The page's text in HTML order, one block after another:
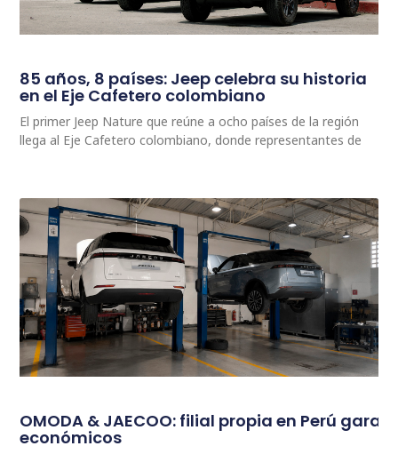
85 años, 8 países: Jeep celebra su historia
en el Eje Cafetero colombiano
El primer Jeep Nature que reúne a ocho países de la región
llega al Eje Cafetero colombiano, donde representantes de
OMODA & JAECOO: filial propia en Perú
económicos